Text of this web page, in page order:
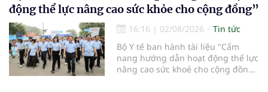
nhiều gia đình vô sinh, hiếm muộn
sớm tìm được hạnh phúc trọn vẹn,
đón con yêu khỏe mạnh chào đời.
động thể lực nâng cao sức khỏe cho cộng đồng”
16:16 | 02/08/2026
Tin tức
Bộ Y tế ban hành tài liệu "Cẩm
nang hướng dẫn hoạt động thể lực
nâng cao sức khoẻ cho cộng đồng"